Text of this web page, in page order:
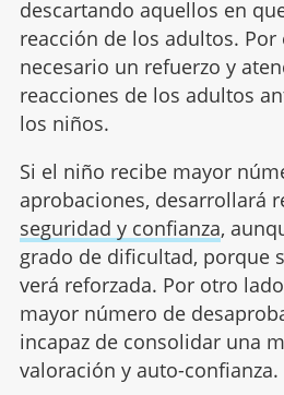
descartando aquellos en
reacción de los adultos. Por
necesario un refuerzo y
reacciones de los adultos
los niños.
Si el niño recibe mayor
aprobaciones, desarrollará
seguridad y confianza,
grado de dificultad, porque
verá reforzada. Por otro
mayor número de
incapaz de consolidar una
valoración y auto-confianza.